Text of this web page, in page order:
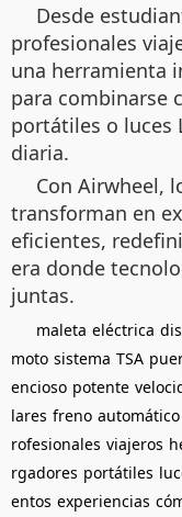
Desde
profesionales
una herramienta
para combinarse
portátiles o luces
diaria.
Con Airwheel,
transforman en
eficientes,
era donde
juntas.
maleta eléctrica
moto sistema TSA
encioso potente
lares freno automático
rofesionales viajeros
rgadores portátiles
entos experiencias